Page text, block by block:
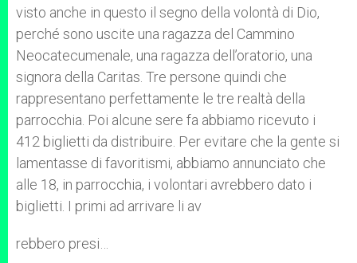
visto anche in questo il segno della volontà di Dio,
perché sono uscite una ragazza del Cammino
Neocatecumenale, una ragazza dell’oratorio, una
signora della Caritas. Tre persone quindi che
rappresentano perfettamente le tre realtà della
parrocchia. Poi alcune sere fa abbiamo ricevuto i
412 biglietti da distribuire. Per evitare che la gente si
lamentasse di favoritismi, abbiamo annunciato che
alle 18, in parrocchia, i volontari avrebbero dato i
biglietti. I primi ad arrivare li av
rebbero presi…